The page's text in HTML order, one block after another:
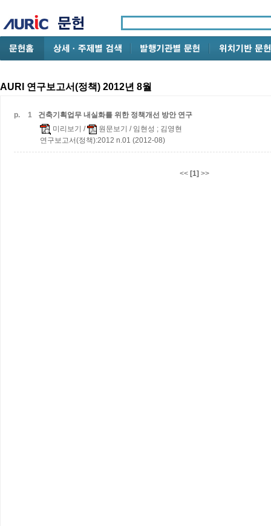
AURI 연구보고서(정책) 2012년 8월
p. 1
건축기획업무 내실화를 위한 정책개선 방안 연구
미리보기 / 원문보기 / 임현성 ; 김영현
연구보고서(정책):2012 n.01 (2012-08)
<< [1] >>